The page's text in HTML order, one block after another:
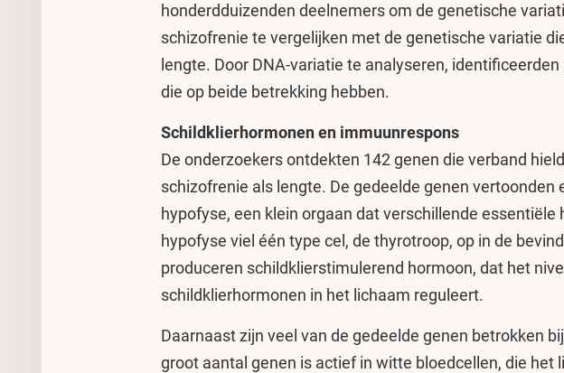
honderdduizenden deelnemers om de genetische
schizofrenie te vergelijken met de genetische variatie
lengte. Door DNA-variatie te analyseren,
die op beide betrekking hebben.
Schildklierhormonen en immuunrespons
De onderzoekers ontdekten 142 genen die verband
schizofrenie als lengte. De gedeelde genen vertoonden
hypofyse, een klein orgaan dat verschillende
hypofyse viel één type cel, de thyrotroop, op in de
produceren schildklierstimulerend hormoon, dat het
schildklierhormonen in het lichaam reguleert.
Daarnaast zijn veel van de gedeelde genen betrokken
groot aantal genen is actief in witte bloedcellen, die het